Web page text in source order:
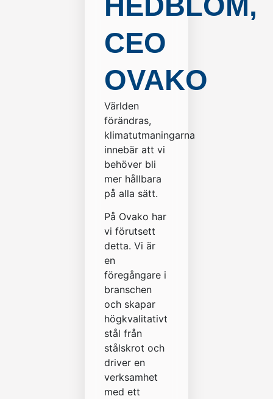
CEO
OVAKO
Världen
förändras,
klimatutmaningarna
innebär att vi
behöver bli
mer hållbara
på alla sätt.
På Ovako har
vi förutsett
detta. Vi är
en
föregångare i
branschen
och skapar
högkvalitativt
stål från
stålskrot och
driver en
verksamhet
med ett